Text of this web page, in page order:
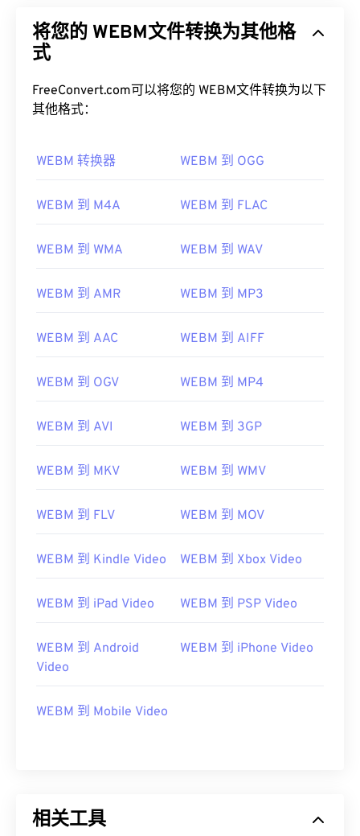
00
00
将您的 WEBM文件转换为其他格
式
FreeConvert.com可以将您的 WEBM文件转换为以下
其他格式：
WEBM 转换器 WEBM 到 OGG
WEBM 到 M4A WEBM 到 FLAC
WEBM 到 WMA WEBM 到 WAV
WEBM 到 AMR WEBM 到 MP3
WEBM 到 AAC WEBM 到 AIFF
WEBM 到 OGV WEBM 到 MP4
WEBM 到 AVI WEBM 到 3GP
WEBM 到 MKV WEBM 到 WMV
WEBM 到 FLV WEBM 到 MOV
WEBM 到 Kindle Video WEBM 到 Xbox Video
WEBM 到 iPad Video WEBM 到 PSP Video
WEBM 到 Android
Video
WEBM 到 iPhone Video
WEBM 到 Mobile Video
相关工具